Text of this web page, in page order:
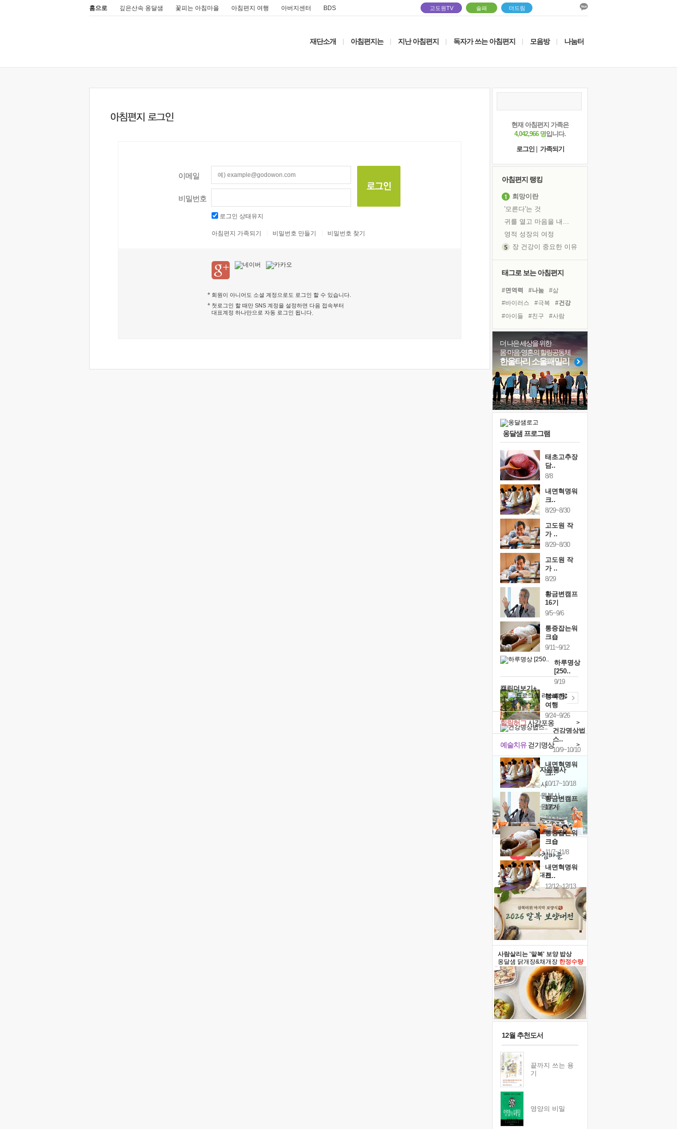
홈으로 깊은산속 옹달샘 꽃피는 아침마을 아침편지 여행 아버지센터 BDS 고도원TV 솔패 더드림
재단소개 아침편지는 지난 아침편지 독자가 쓰는 아침편지 모음방 나눔터
이메일
비밀번호
로그인 상태유지
아침편지 가족되기 비밀번호 만들기 비밀번호 찾기
회원이 아니어도 소셜 계정으로도 로그인 할 수 있습니다.
첫로그인 할 때만 SNS 계정을 설정하면 다음 접속부터
대표계정 하나만으로 자동 로그인 됩니다
현재 아침편지 가족은
4,042,966 명입니다.
로그인
가족되기
아침편지 랭킹
희망이란
'모른다'는 것
귀를 열고 마음을 내어주고
영적 성장의 여정
장 건강이 중요한 이유
꿈이 실제가 되는 것
'말 타는 법'을 먼저
졸업식 사진을 보며
아픈 아버지를 위한 공간 설계
극심한 변비, 어깨결림, 수면 장애
보고 싶은 어머니
유년 시절의 부산 영도 바다
못된 꼰대들
거울 속의 나
태그로 보는 아침편지
#면역력 #나눔
#삶
#바이러스
#극복
#건강
#아이들
#친구
#사람
#선택
#링컨학교
#유튜브
#계획
#위기
#독서캠프
#도움
#독서
#희망
#힐링
#명상
#다짐
더 나은 세상을 위한
몸·마음·영혼의 힐링공동체
한울타리 소울패밀리
옹달샘 프로그램
태초고추장
담..
8/8
내면혁명워
크..
8/29~8/30
고도원 작
가 ..
8/29~8/30
고도원 작
가 ..
8/29
황금변캠프
16기
9/5~9/6
통증잡는워
크숍
9/11~9/12
하루명상
[250..
9/19
행복한가족
여행
9/24~9/26
건강명상법
스..
10/9~10/10
내면혁명워
크..
10/17~10/18
황금변캠프
17기
10/30~10/31
통증잡는워
크숍
11/7~11/8
내면혁명워
크..
12/12~12/13
캘린더보기+
예술치유걷기명상 >
힐링허그사감포옹 >
'옹달샘의 꽃' 자원봉사
· 청년 자원봉사
· 금빛청년 자원봉사
· 음식연구 자원봉사
2026 말복 보양대전
최대74%할인
사람살리는 '말복' 보양 밥상
옹달샘 닭개장&채개장 한정수량
12월 추천도서
끝까지 쓰는 용
기
영양의 비밀